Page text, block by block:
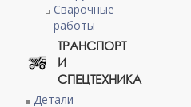
Сварочные
работы
ТРАНСПОРТ
И
СПЕЦТЕХНИКА
Детали